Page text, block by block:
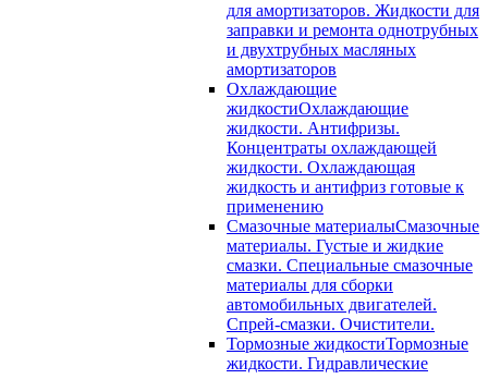
для амортизаторов. Жидкости для
заправки и ремонта однотрубных
и двухтрубных масляных
амортизаторов
Охлаждающие
жидкостиОхлаждающие
жидкости. Антифризы.
Концентраты охлаждающей
жидкости. Охлаждающая
жидкость и антифриз готовые к
применению
Смазочные материалыСмазочные
материалы. Густые и жидкие
смазки. Специальные смазочные
материалы для сборки
автомобильных двигателей.
Спрей-смазки. Очистители.
Тормозные жидкостиТормозные
жидкости. Гидравлические